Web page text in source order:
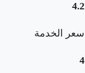
4.2
سعر الخدمة
4